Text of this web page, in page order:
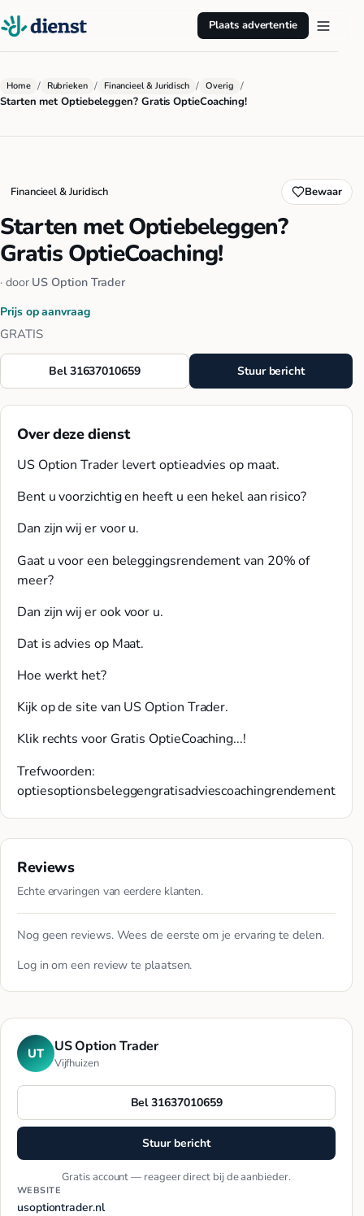
Plaats advertentie
Home / Rubrieken / Financieel & Juridisch / Overig /
Starten met Optiebeleggen? Gratis OptieCoaching!
Financieel & Juridisch Bewaar
Starten met Optiebeleggen?
Gratis OptieCoaching!
· door US Option Trader
Prijs op aanvraag
GRATIS
Bel 31637010659 Stuur bericht
Over deze dienst
US Option Trader levert optieadvies op maat.
Bent u voorzichtig en heeft u een hekel aan risico?
Dan zijn wij er voor u.
Gaat u voor een beleggingsrendement van 20% of
meer?
Dan zijn wij er ook voor u.
Dat is advies op Maat.
Hoe werkt het?
Kijk op de site van US Option Trader.
Klik rechts voor Gratis OptieCoaching...!
Trefwoorden:
optiesoptionsbeleggengratisadviescoachingrendement
Reviews
Echte ervaringen van eerdere klanten.
Nog geen reviews. Wees de eerste om je ervaring te delen.
Log in om een review te plaatsen.
UT US Option Trader
Vijfhuizen
Bel 31637010659
Stuur bericht
Gratis account — reageer direct bij de aanbieder.
WEBSITE
usoptiontrader.nl